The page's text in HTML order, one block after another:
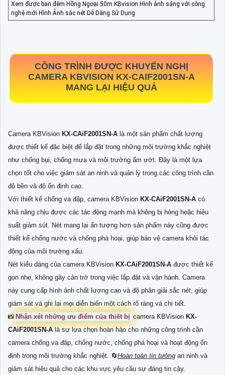
Xem được ban đêm Hồng Ngoại 50m KBvision Hình ảnh sáng với công
nghệ mới Hình Ảnh sắc nét Dễ Dàng Sử Dụng
CÔNG TRÌNH ĐƯỢC KHUYẾN NGHỊ
CAMERA KBVISION KX-CAIF2001SN-A
MANG LẠI HIỆU QUẢ
Camera KBVision KX-CAiF2001SN-A là một sản phẩm chất lượng
được thiết kế đặc biệt để lắp đặt trong những môi trường khắc nghiệt
như chống bụi, chống mưa và môi trường ẩm ướt. Đây là một lựa
chọn tốt cho việc giám sát an ninh và quản lý trong các công trình cần
độ bền và độ ổn định cao.
Với thiết kế chống va đập, camera KBVision KX-CAiF2001SN-A có
khả năng chịu được các tác động mạnh mà không bị hỏng hoặc hiệu
suất giảm sút. Nét mang lại ấn tượng hơn sản phẩm này cũng được
thiết kế chống nước và chống phá hoại, giúp bảo vệ camera khỏi tác
động của môi trường xấu.
Nét kiểu dáng của camera KBVision KX-CAiF2001SN-A được thiết kế
gọn nhẹ, không gây cản trở trong việc lắp đặt và vận hành. Camera
này cung cấp hình ảnh chất lượng cao và độ phân giải sắc nét, giúp
giám sát và ghi lại mọi diễn biến một cách rõ ràng và chi tiết.
📸 Nhận xét những ưu điểm của thiết bị camera KBVision KX-
CAiF2001SN-Alà sự lựa chọn hoàn hảo cho những công trình cần
camera chống va đập, chống nước, chống phá hoại và hoạt động ổn
định trong môi trường khắc nghiệt. 🔄Hoàn toàn tin tưởng an ninh và
giám sát hiệu quả cho các khu vực yêu cầu sự đáng tin cậy.